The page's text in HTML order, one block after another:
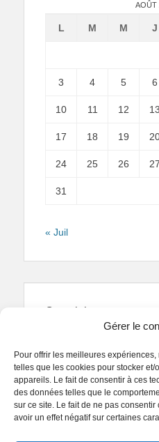
Gérer le
Pour offrir les meilleures
telles que les cookies pour stocker
appareils. Le fait de consentir à ces
des données telles que le
sur ce site. Le fait de ne pas
avoir un effet négatif sur certaines
AOÛT
L M M J
3 4 5 6
10 11 12 13
17 18 19
24 25 26 27
31
« Juil
Copyright
Reproduction interdite.
© Regards Parisiens